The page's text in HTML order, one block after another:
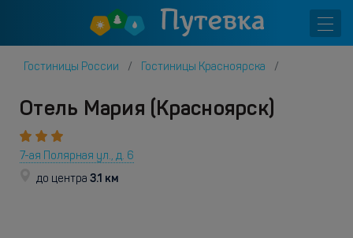
Гостиницы России Гостиницы Красноярска
Отель Мария (Красноярск)
7-ая Полярная ул., д. 6
до центра 3.1 км